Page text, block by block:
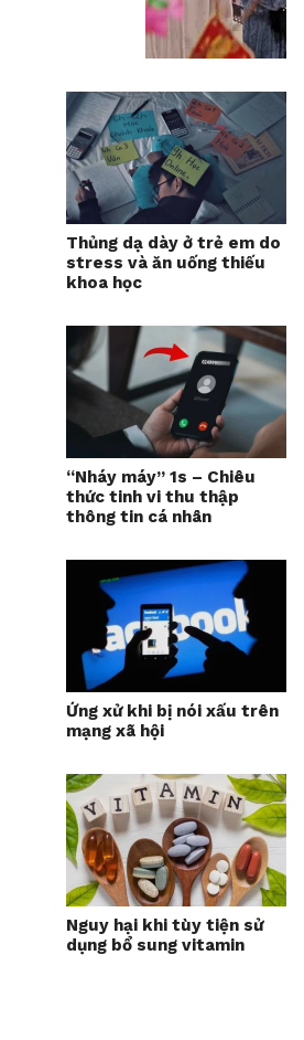
Thủng dạ dày ở trẻ em do
stress và ăn uống thiếu
khoa học
“Nháy máy” 1s – Chiêu
thức tinh vi thu thập
thông tin cá nhân
Ứng xử khi bị nói xấu trên
mạng xã hội
Nguy hại khi tùy tiện sử
dụng bổ sung vitamin